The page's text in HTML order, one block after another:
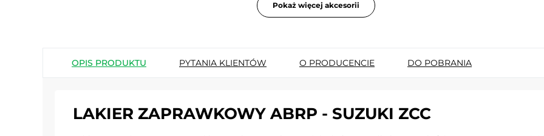
Pokaż więcej akcesorii
OPIS PRODUKTU PYTANIA KLIENTÓW O PRODUCENCIE DO POBRANIA
LAKIER ZAPRAWKOWY ABRP - SUZUKI ZCC